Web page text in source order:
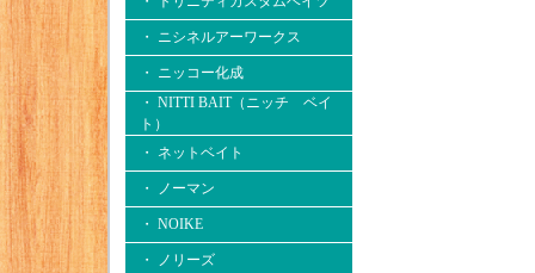
・ ニシネルアーワークス
・ ニッコー化成
・ NITTI BAIT（ニッチ ベイ
ト）
・ ネットベイト
・ ノーマン
・ NOIKE
・ ノリーズ